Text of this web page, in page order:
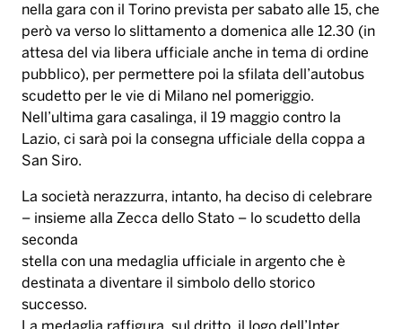
nella gara con il Torino prevista per sabato alle 15, che
però va verso lo slittamento a domenica alle 12.30 (in
attesa del via libera ufficiale anche in tema di ordine
pubblico), per permettere poi la sfilata dell’autobus
scudetto per le vie di Milano nel pomeriggio.
Nell’ultima gara casalinga, il 19 maggio contro la
Lazio, ci sarà poi la consegna ufficiale della coppa a
San Siro.
La società nerazzurra, intanto, ha deciso di celebrare
– insieme alla Zecca dello Stato – lo scudetto della
seconda
stella con una medaglia ufficiale in argento che è
destinata a diventare il simbolo dello storico
successo.